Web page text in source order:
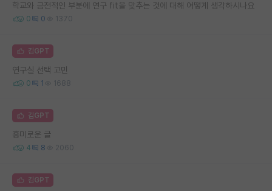
학교와 금전적인 부분에 연구 fit을 맞추는 것에 대해 어떻게 생각하시나요
0 0 1370
김GPT
연구실 선택 고민
0 1 1688
김GPT
흥미로운 글
4 8 2060
김GPT